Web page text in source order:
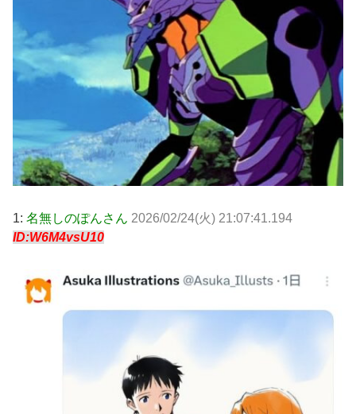
1: 名無しのぽんさん 2026/02/24(火) 21:07:41.194
ID:W6M4vsU10